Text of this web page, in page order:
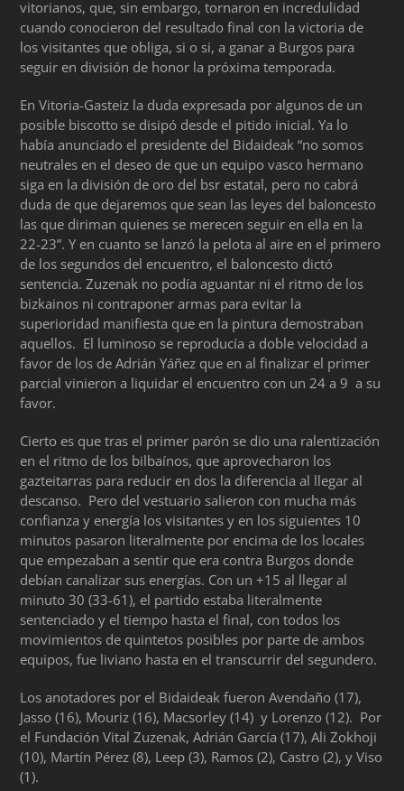
vitorianos, que, sin embargo, tornaron en incredulidad
cuando conocieron del resultado final con la victoria de
los visitantes que obliga, si o si, a ganar a Burgos para
seguir en división de honor la próxima temporada.
En Vitoria-Gasteiz la duda expresada por algunos de un
posible biscotto se disipó desde el pitido inicial. Ya lo
había anunciado el presidente del Bidaideak “no somos
neutrales en el deseo de que un equipo vasco hermano
siga en la división de oro del bsr estatal, pero no cabrá
duda de que dejaremos que sean las leyes del baloncesto
las que diriman quienes se merecen seguir en ella en la
22-23”. Y en cuanto se lanzó la pelota al aire en el primero
de los segundos del encuentro, el baloncesto dictó
sentencia. Zuzenak no podía aguantar ni el ritmo de los
bizkainos ni contraponer armas para evitar la
superioridad manifiesta que en la pintura demostraban
aquellos. El luminoso se reproducía a doble velocidad a
favor de los de Adrián Yáñez que en al finalizar el primer
parcial vinieron a liquidar el encuentro con un 24 a 9 a su
favor.
Cierto es que tras el primer parón se dio una ralentización
en el ritmo de los bilbaínos, que aprovecharon los
gazteitarras para reducir en dos la diferencia al llegar al
descanso. Pero del vestuario salieron con mucha más
confianza y energía los visitantes y en los siguientes 10
minutos pasaron literalmente por encima de los locales
que empezaban a sentir que era contra Burgos donde
debían canalizar sus energías. Con un +15 al llegar al
minuto 30 (33-61), el partido estaba literalmente
sentenciado y el tiempo hasta el final, con todos los
movimientos de quintetos posibles por parte de ambos
equipos, fue liviano hasta en el transcurrir del segundero.
Los anotadores por el Bidaideak fueron Avendaño (17),
Jasso (16), Mouriz (16), Macsorley (14) y Lorenzo (12). Por
el Fundación Vital Zuzenak, Adrián García (17), Ali Zokhoji
(10), Martín Pérez (8), Leep (3), Ramos (2), Castro (2), y Viso
(1).